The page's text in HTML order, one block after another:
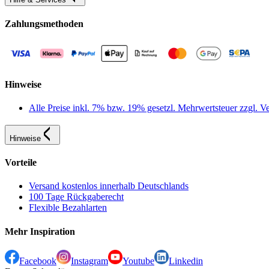
Zahlungsmethoden
Hinweise
Alle Preise inkl. 7% bzw. 19% gesetzl. Mehrwertsteuer zzgl.
Hinweise
Vorteile
Versand kostenlos innerhalb Deutschlands
100 Tage Rückgaberecht
Flexible Bezahlarten
Mehr Inspiration
Facebook Instagram Youtube
Linkedin